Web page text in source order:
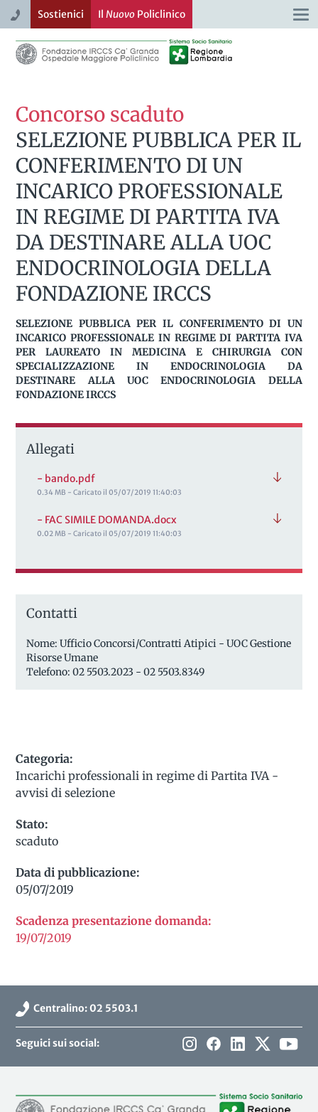
Sostienici Il NuovoPoliclinico
Concorso scaduto
SELEZIONE PUBBLICA PER IL
CONFERIMENTO DI UN
INCARICO PROFESSIONALE
IN REGIME DI PARTITA IVA
DA DESTINARE ALLA UOC
ENDOCRINOLOGIA DELLA
FONDAZIONE IRCCS
SELEZIONE PUBBLICA PER IL CONFERIMENTO DI UN
INCARICO PROFESSIONALE IN REGIME DI PARTITA IVA
PER LAUREATO IN MEDICINA E CHIRURGIA CON
SPECIALIZZAZIONE IN ENDOCRINOLOGIA DA
DESTINARE ALLA UOC ENDOCRINOLOGIA DELLA
FONDAZIONE IRCCS
Allegati
- bando.pdf
0.34 MB - Caricato il 05/07/2019 11:40:03
- FAC SIMILE DOMANDA.docx
0.02 MB - Caricato il 05/07/2019 11:40:03
Contatti
Nome: Ufficio Concorsi/Contratti Atipici - UOC Gestione
Risorse Umane
Telefono: 02 5503.2023 - 02 5503.8349
Categoria:
Incarichi professionali in regime di Partita IVA -
avvisi di selezione
Stato:
scaduto
Data di pubblicazione:
05/07/2019
Scadenza presentazione domanda:
19/07/2019
Centralino: 02 5503.1
Seguici sui social: